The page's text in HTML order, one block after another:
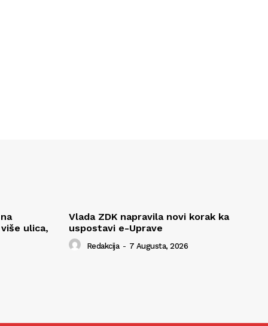
ulica,
Vlada ZDK napravila novi korak ka
uspostavi e-Uprave
Redakcija - 7 Augusta, 2026